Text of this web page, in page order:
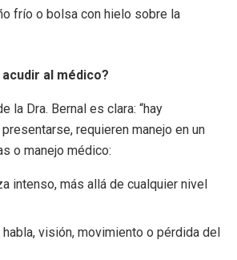
frío o bolsa con hielo sobre la
al médico?
la Dra. Bernal es clara: “hay
requieren manejo en un
o manejo médico:
intenso, más allá de cualquier nivel
visión, movimiento o pérdida del